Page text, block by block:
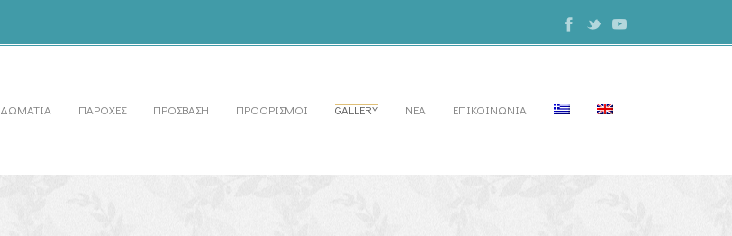
ΔΩΜΑΤΙΑ ΠΑΡΟΧΕΣ ΠΡΟΣΒΑΣΗ ΠΡΟΟΡΙΣΜΟΙ GALLERY ΝΕΑ ΕΠΙΚΟΙΝΩΝΙΑ